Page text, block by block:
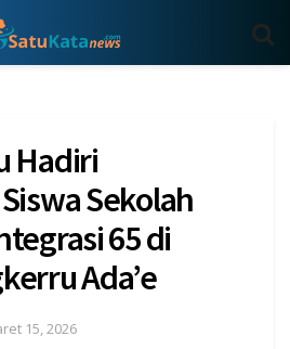
Hadiri
Sekolah
65 di
Ada’e
15, 2026